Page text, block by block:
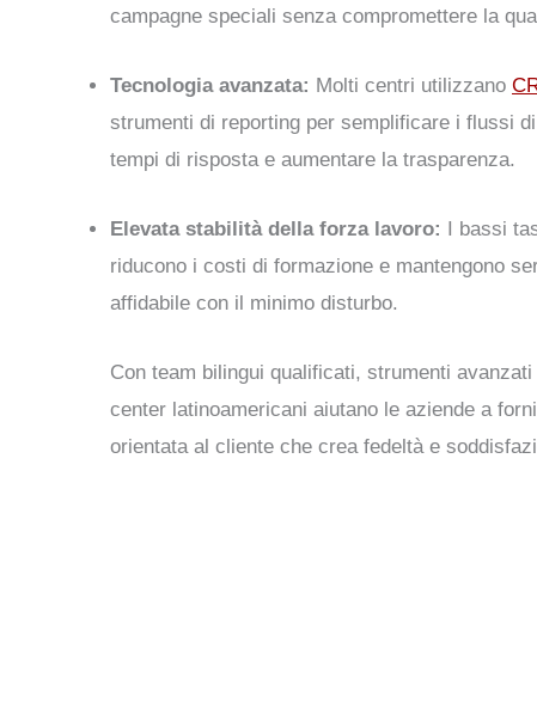
campagne speciali senza compromettere la
Tecnologia avanzata: Molti centri utilizzano
strumenti di reporting per semplificare i flussi
tempi di risposta e aumentare la trasparenza.
Elevata stabilità della forza lavoro: I bassi
riducono i costi di formazione e mantengono
affidabile con il minimo disturbo.
Con team bilingui qualificati, strumenti
center latinoamericani aiutano le aziende a
orientata al cliente che crea fedeltà e